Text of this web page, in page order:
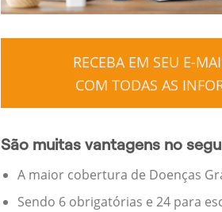
RECEBA EM SEU E-
COM TODAS AS
São muitas vantagens no
A maior cobertura de Doenças
Sendo 6 obrigatórias e 24 para